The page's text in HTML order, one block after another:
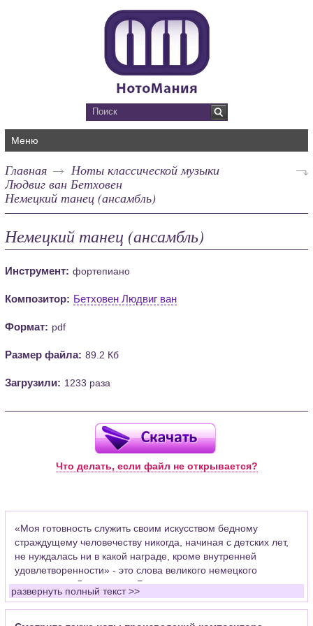
Меню
Главная
Ноты классической музыки
Людвиг ван Бетховен
Немецкий танец (ансамбль)
Немецкий танец (ансамбль)
Инструмент: фортепиано
Композитор: Бетховен Людвиг ван
Формат: pdf
Размер файла: 89.2 Кб
Загрузили: 1233 раза
Что делать, если файл не открывается?
«Моя готовность служить своим искусством бедному
страждущему человечеству никогда, начиная с детских лет,
не нуждалась ни в какой награде, кроме внутренней
удовлетворенности» - это слова великого немецкого
композитора Людвига ван Бетховена.
Уже в 7 лет он начал выступать как клавесинист. С 11-и лет -
помощник органиста капеллы. В 1782 г. Было издано первое
развернуть полный текст >>